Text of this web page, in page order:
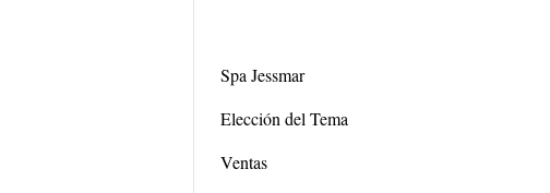
Spa Jessmar
Elección del Tema
Ventas